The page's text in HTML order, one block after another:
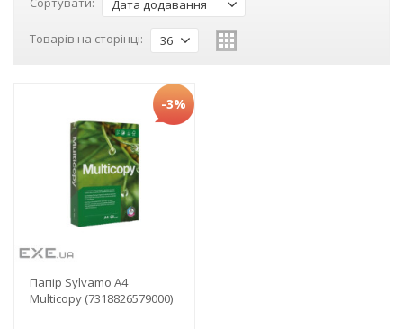
Дата додавання
Товарів на сторінці: 36
-3%
Папір Sylvamo A4
Multiсopy (7318826579000)